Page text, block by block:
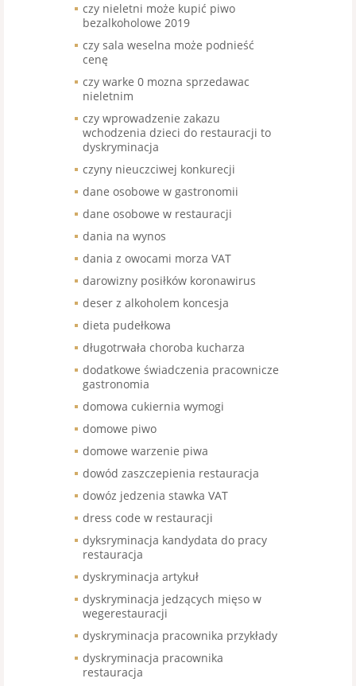
czy nieletni może kupić piwo
bezalkoholowe 2019
czy sala weselna może podnieść
cenę
czy warke 0 mozna sprzedawac
nieletnim
czy wprowadzenie zakazu
wchodzenia dzieci do restauracji to
dyskryminacja
czyny nieuczciwej konkurecji
dane osobowe w gastronomii
dane osobowe w restauracji
dania na wynos
dania z owocami morza VAT
darowizny posiłków koronawirus
deser z alkoholem koncesja
dieta pudełkowa
długotrwała choroba kucharza
dodatkowe świadczenia pracownicze
gastronomia
domowa cukiernia wymogi
domowe piwo
domowe warzenie piwa
dowód zaszczepienia restauracja
dowóz jedzenia stawka VAT
dress code w restauracji
dyksryminacja kandydata do pracy
restauracja
dyskryminacja artykuł
dyskryminacja jedzących mięso w
wegerestauracji
dyskryminacja pracownika przykłady
dyskryminacja pracownika
restauracja